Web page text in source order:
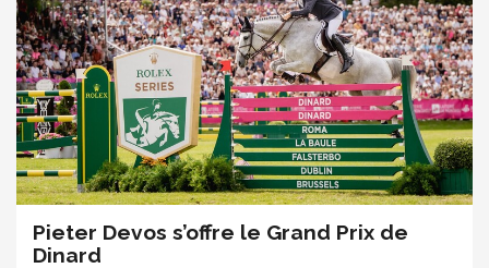
Pieter Devos s’offre le Grand Prix de
Dinard